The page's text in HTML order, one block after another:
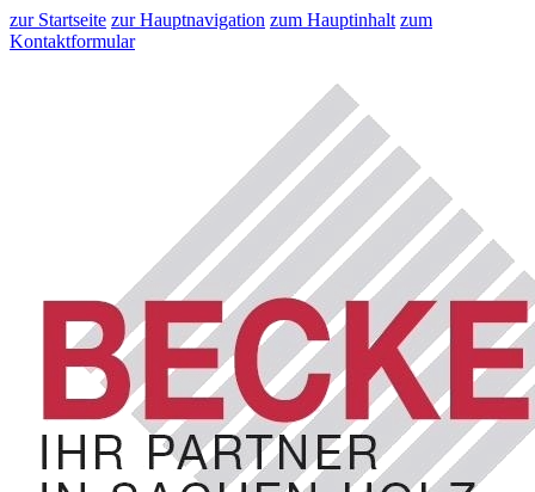
zur Startseite zur Hauptnavigation zum Hauptinhalt zum
Kontaktformular